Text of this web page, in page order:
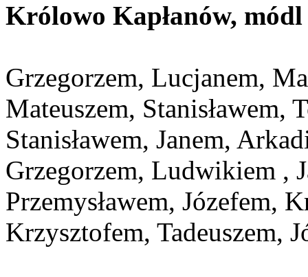
Królowo Kapłanów,
Grzegorzem, Lucjanem,
Mateuszem, Stanisławem,
Stanisławem, Janem,
Grzegorzem, Ludwikiem ,
Przemysławem, Józefem,
Krzysztofem, Tadeuszem,